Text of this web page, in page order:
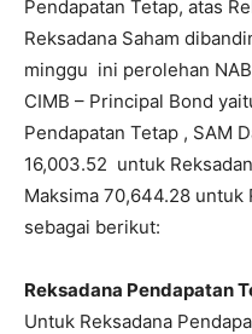
Pendapatan Tetap, atas
Reksadana Saham
minggu ini perolehan
CIMB – Principal Bond
Pendapatan Tetap , SAM
16,003.52 untuk
Maksima 70,644.28 untuk
sebagai berikut:
Reksadana Pendapatan
Untuk Reksadana